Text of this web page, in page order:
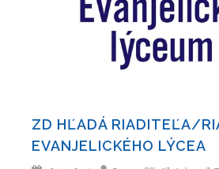
ZD HĽADÁ RIADITEĽA/
EVANJELICKÉHO LÝCEA